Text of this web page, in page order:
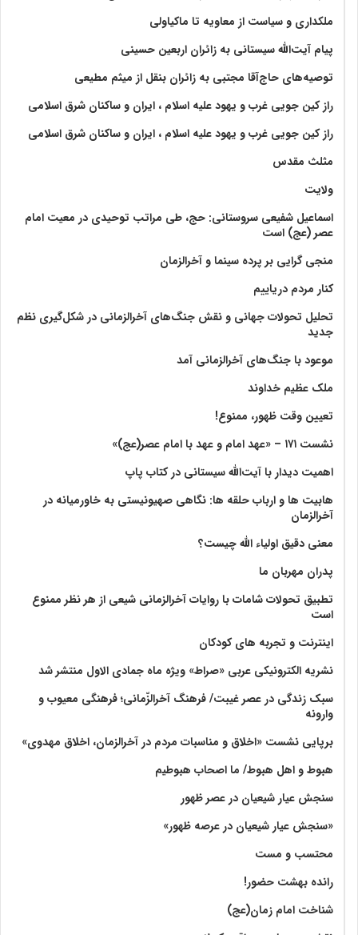
ملکداری و سیاست از معاویه تا ماکیاولی
پیام آیت‌الله سیستانی به زائران اربعین حسینی
توصیه‌های حاج‌آقا مجتبی به زائران بنقل از میثم مطیعی
راز کین جویی غرب و یهود علیه اسلام ، ایران و ساکنان شرق اسلامی
راز کین جویی غرب و یهود علیه اسلام ، ایران و ساکنان شرق اسلامی
مثلث مقدس
ولايت‏
اسماعیل شفیعی سروستانی: حج، طی مراتب توحیدی در معیت امام
عصر (عج) است
منجی گرایی بر پرده سینما و آخرالزمان
کنار مردم دریاییم
تحلیل تحولات جهانی و نقش جنگ‌های آخرالزمانی در شکل‌گیری نظم
جدید
موعود با جنگ‌های آخرالزمانی آمد
ملک عظیم خداوند
تعیین وقت ظهور، ممنوع!
نشست ۱۷۱ – «عهد امام و عهد با امام عصر(عج)»
اهمیت دیدار با آیت‌الله سیستانی در کتاب پاپ
هابیت ها و ارباب حلقه ها: نگاهی صهیونیستی به خاورمیانه در
آخرالزمان
معنی دقیق اولیاء الله چیست؟
پدران مهربان ما
تطبیق تحولات شامات با روایات آخرالزمانی شیعی از هر نظر ممنوع
است
اینترنت و تجربه های کودکان
نشریه الکترونیکی عربی «صراط» ویژه ماه جمادی الاول منتشر شد
سبک زندگی در عصر غیبت/ فرهنگ آخرالزّمانی؛ فرهنگی معیوب و
وارونه
برپایی نشست «اخلاق و مناسبات مردم در آخرالزمان، اخلاق مهدوی»
هبوط و اهل هبوط/ ما اصحاب هبوطیم
سنجش عیار شیعیان در عصر ظهور
«سنجش عیار شیعیان در عرصه ظهور»
محتسب و مست
رانده بهشت‌ حضور!
شناخت امام زمان(عج)